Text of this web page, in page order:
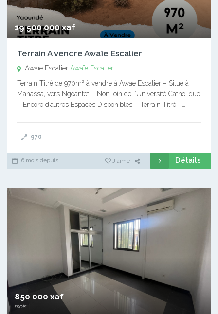
19 500 000 xaf
Terrain A vendre Awaïe Escalier
Awaïe Escalier Awaïe Escalier
Terrain Titré de 970m² à vendre à Awae Escalier – Situé à
Manassa, vers Ngoantet – Non loin de l’Université Catholique
– Encore d’autres Espaces Disponibles – Terrain Titré –…
970
6 mois depuis J'aime Détails
850 000 xaf
mois